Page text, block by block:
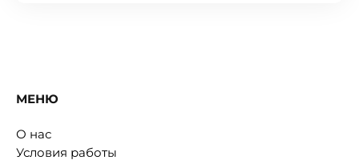
МЕНЮ
О нас
Условия работы